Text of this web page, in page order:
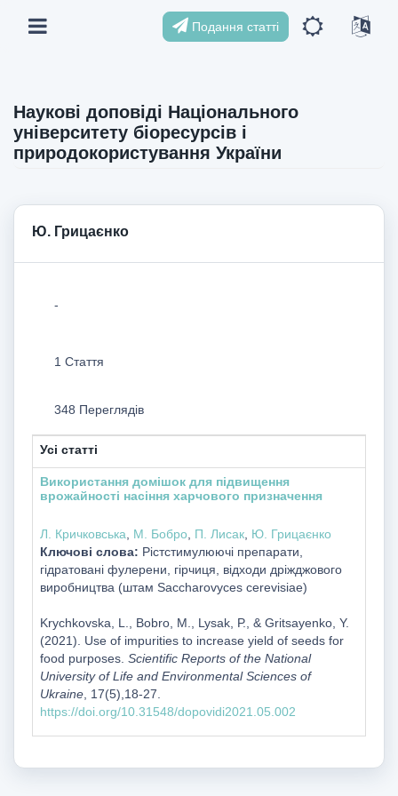
Подання статті
Наукові доповіді Національного
університету біоресурсів і
природокористування України
Ю. Грицаєнко
-
1 Стаття
348 Переглядів
Усі статті
Використання домішок для підвищення
врожайності насіння харчового призначення
Л. Кричковська М. Бобро, П. Лисак, Ю. Грицаєнко
Ключові слова: Рістстимулюючі препарати,
гідратовані фулерени, гірчиця, відходи дріжджового
виробництва (штам Saccharovyces cerevisiae)
Krychkovska, L., Bobro, M., Lysak, Р., & Gritsayenko, Y.
(2021). Use of impurities to increase yield of seeds for
food purposes. Scientific Reports of the National
University of Life and Environmental Sciences of
Ukraine, 17(5),18-27.
https://doi.org/10.31548/dopovidi2021.05.002